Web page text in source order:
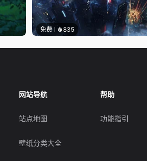
免费 835
网站导航
站点地图
壁纸分类大全
帮助
功能指引